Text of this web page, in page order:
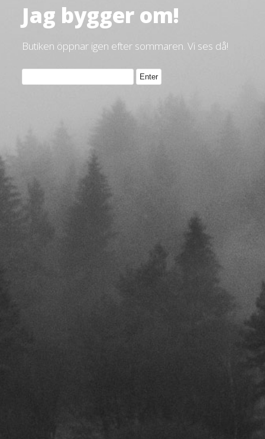
Jag bygger om!
Butiken öppnar igen efter sommaren. Vi ses då!